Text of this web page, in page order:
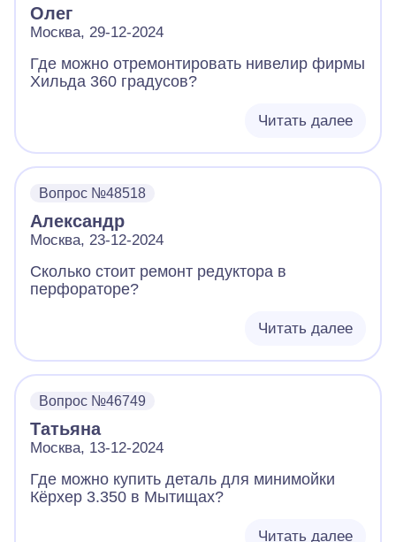
Олег
Москва, 29-12-2024
Где можно отремонтировать нивелир фирмы
Хильда 360 градусов?
Читать далее
Вопрос №48518
Александр
Москва, 23-12-2024
Сколько стоит ремонт редуктора в
перфораторе?
Читать далее
Вопрос №46749
Татьяна
Москва, 13-12-2024
Где можно купить деталь для минимойки
Кёрхер 3.350 в Мытищах?
Читать далее